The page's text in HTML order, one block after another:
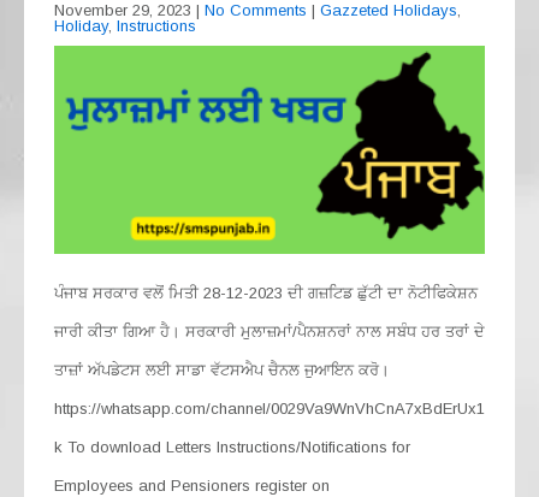
November 29, 2023 | No Comments | Gazzeted Holidays,
Holiday, Instructions
ਪੰਜਾਬ ਸਰਕਾਰ ਵਲੋਂ ਮਿਤੀ 28-12-2023 ਦੀ ਗਜ਼ਟਿਡ ਛੁੱਟੀ ਦਾ ਨੋਟੀਫਿਕੇਸ਼ਨ
ਜਾਰੀ ਕੀਤਾ ਗਿਆ ਹੈ। ਸਰਕਾਰੀ ਮੁਲਾਜ਼ਮਾਂ/ਪੈਨਸ਼ਨਰਾਂ ਨਾਲ ਸਬੰਧ ਹਰ ਤਰਾਂ ਦੇ
ਤਾਜ਼ਾਂ ਅੱਪਡੇਟਸ ਲਈ ਸਾਡਾ ਵੱਟਸਐਪ ਚੈਨਲ ਜੁਆਇਨ ਕਰੋ।
https://whatsapp.com/channel/0029Va9WnVhCnA7xBdErUx1
k To download Letters Instructions/Notifications for
Employees and Pensioners register on